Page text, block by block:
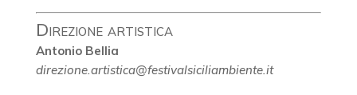
Direzione artistica
Antonio Bellia
direzione.artistica@festivalsiciliambiente.it